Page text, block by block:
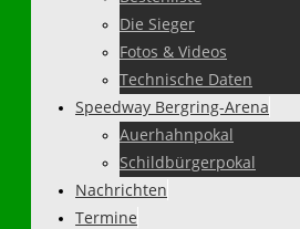
Die Sieger
Fotos & Videos
Technische Daten
Speedway Bergring-Arena
Auerhahnpokal
Schildbürgerpokal
Nachrichten
Termine